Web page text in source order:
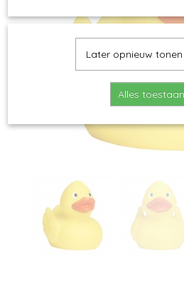
Later opnieuw tonen
Alles toestaan